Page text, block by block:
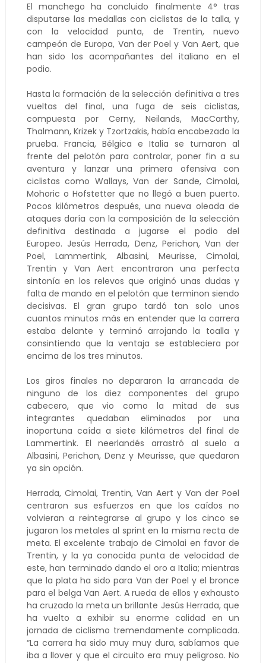
El manchego ha concluido finalmente 4° tras
disputarse las medallas con ciclistas de la talla, y
con la velocidad punta, de Trentin, nuevo
campeón de Europa, Van der Poel y Van Aert, que
han sido los acompañantes del italiano en el
podio.
Hasta la formación de la selección definitiva a tres
vueltas del final, una fuga de seis ciclistas,
compuesta por Cerny, Neilands, MacCarthy,
Thalmann, Krizek y Tzortzakis, había encabezado la
prueba. Francia, Bélgica e Italia se turnaron al
frente del pelotón para controlar, poner fin a su
aventura y lanzar una primera ofensiva con
ciclistas como Wallays, Van der Sande, Cimolai,
Mohoric o Hofstetter que no llegó a buen puerto.
Pocos kilómetros después, una nueva oleada de
ataques daría con la composición de la selección
definitiva destinada a jugarse el podio del
Europeo. Jesús Herrada, Denz, Perichon, Van der
Poel, Lammertink, Albasini, Meurisse, Cimolai,
Trentin y Van Aert encontraron una perfecta
sintonía en los relevos que originó unas dudas y
falta de mando en el pelotón que terminon siendo
decisivas. El gran grupo tardó tan solo unos
cuantos minutos más en entender que la carrera
estaba delante y terminó arrojando la toalla y
consintiendo que la ventaja se estableciera por
encima de los tres minutos.
Los giros finales no depararon la arrancada de
ninguno de los diez componentes del grupo
cabecero, que vio como la mitad de sus
integrantes quedaban eliminados por una
inoportuna caída a siete kilómetros del final de
Lammertink. El neerlandés arrastró al suelo a
Albasini, Perichon, Denz y Meurisse, que quedaron
ya sin opción.
Herrada, Cimolai, Trentin, Van Aert y Van der Poel
centraron sus esfuerzos en que los caídos no
volvieran a reintegrarse al grupo y los cinco se
jugaron los metales al sprint en la misma recta de
meta. El excelente trabajo de Cimolai en favor de
Trentin, y la ya conocida punta de velocidad de
este, han terminado dando el oro a Italia; mientras
que la plata ha sido para Van der Poel y el bronce
para el belga Van Aert. A rueda de ellos y exhausto
ha cruzado la meta un brillante Jesús Herrada, que
ha vuelto a exhibir su enorme calidad en un
jornada de ciclismo tremendamente complicada.
“La carrera ha sido muy muy dura, sabíamos que
iba a llover y que el circuito era muy peligroso. No